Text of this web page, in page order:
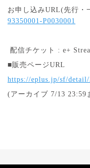
お申し込みURL(先行・
93350001-P0030001
配信チケット : e+
■販売ページURL
https://eplus.jp/sf/detail/
(アーカイブ 7/13 23:59